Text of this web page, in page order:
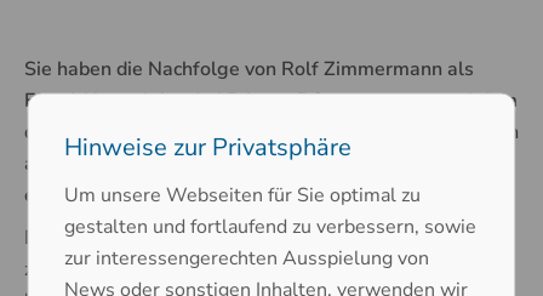
Sie haben die Nachfolge von Rolf Zimmermann als
Entwicklungsleiter bei Printec-DS angetreten, nachdem
dieser in den Ruhestand gegangen ist. Wie fühlt es sich
an, die Leitung einer gut etablierten Abteilung mit
einem langjährigen Leiter zu übernehmen?
Die Übernahme einer so wichtigen Rolle fühlte sich
zunächst überwältigend an – in die Fußstapfen einer
Hinweise zur Privatsphäre
Um unsere Webseiten für Sie optimal zu
gestalten und fortlaufend zu verbessern, sowie
zur interessengerechten Ausspielung von
News oder sonstigen Inhalten, verwenden wir